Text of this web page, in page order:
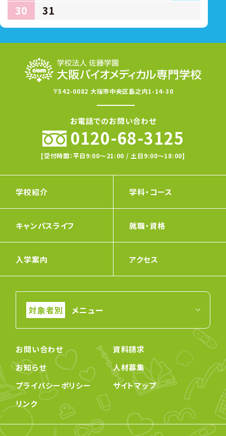
30
31
〒542-0082 大阪市中央区島之内1-14-30
お電話でのお問い合わせ
0120-68-3125
[受付時間：平日9:00〜21:00 / 土日9:00〜18:00]
学校紹介 学科・コース
キャンパスライフ 就職・資格
入学案内 アクセス
メニュー
お問い合わせ
資料請求
お知らせ
人材募集
プライバシーポリシー
サイトマップ
リンク